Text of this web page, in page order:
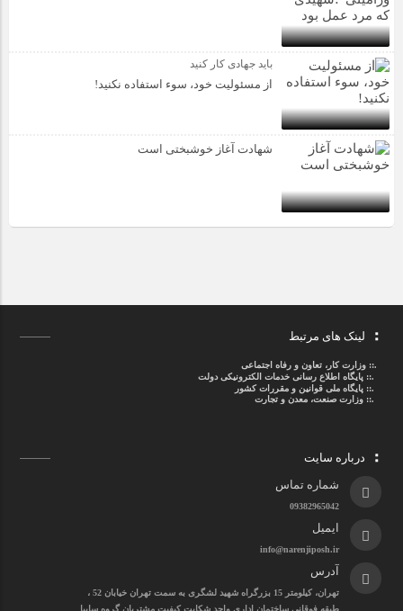
باید جهادی کار کنید
از مسئولیت خود، سوء استفاده نکنید!
شهادت آغاز خوشبختی است
لینک های مرتبط
.::وزارت کار، تعاون و رفاه اجتماعی
.::پایگاه اطلاع رسانی خدمات الکترونیکی دولت
.::پایگاه ملی قوانین و مقررات کشور
.:: وزارت صنعت، معدن و تجارت
درباره سایت
شماره تماس
09382965042
ایمیل
info@narenjiposh.ir
آدرس
تهران، کیلومتر 15 بزرگراه شهید لشگری به سمت تهران خیابان 52 ،
طبقه فوقانی ساختمان اداری واحد شکایت کیفیت مشتریان گروه سایپا